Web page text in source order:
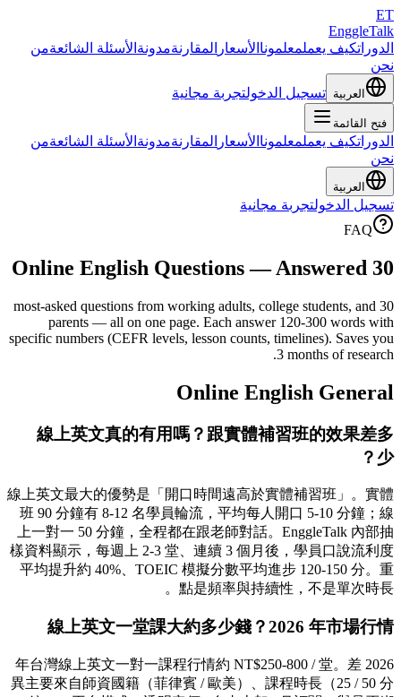
ET
EnggleTalk
الدوراتكيف يعملمعلمونا الأسعار المقارنةمدونة الأسئلة الشائعةمن
نحن
العربية تسجيل الدخولتجربة مجانية
فتح القائمة
الدوراتكيف يعملمعلمونا الأسعار المقارنةمدونة الأسئلة الشائعةمن
نحن
العربية
تسجيل الدخولتجربة مجانية
FAQ
30 Online English Questions — Answered
30 most-asked questions from working adults, college students, and
parents — all on one page. Each answer 120-300 words with
specific numbers (CEFR levels, lesson counts, timelines). Saves you
3 months of research.
Online English General
線上英文真的有用嗎？跟實體補習班的效果差多
少？
線上英文最大的優勢是「開口時間遠高於實體補習班」。實體
班 90 分鐘有 8-12 名學員輪流，平均每人開口 5-10 分鐘；線
上一對一 50 分鐘，全程都在跟老師對話。EnggleTalk 內部抽
樣資料顯示，每週上 2-3 堂、連續 3 個月後，學員口說流利度
平均提升約 40%、TOEIC 模擬分數平均進步 120-150 分。重
點是頻率與持續性，不是單次時長。
線上英文一堂課大約多少錢？2026 年市場行情
2026 年台灣線上英文一對一課程行情約 NT$250-800 / 堂。差
異主要來自師資國籍（菲律賓 / 歐美）、課程時長（25 / 50 分